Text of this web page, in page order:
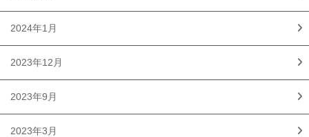
2024年1月
2023年12月
2023年9月
2023年3月